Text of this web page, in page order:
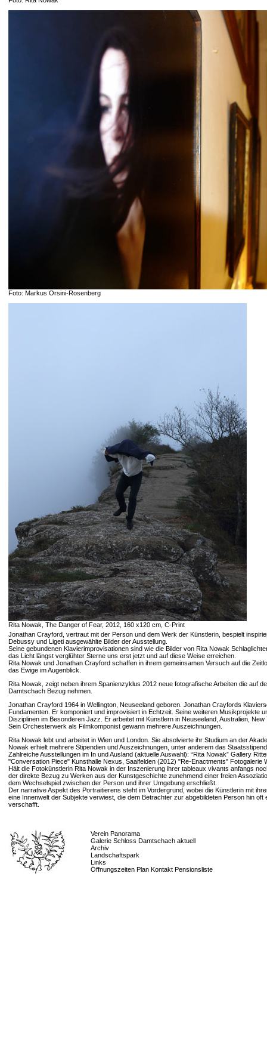
Foto: Markus Orsini-Rosenberg
Rita Nowak, The Danger of Fear, 2012, 160 x120 cm, C-Print
Jonathan Crayford, vertraut mit der Person und dem Werk der Künstlerin, bespielt
Debussy und Ligeti ausgewählte Bilder der Ausstellung.
Seine gebundenen Klavierimprovisationen sind wie die Bilder von Rita Nowak
das Licht längst verglühter Sterne uns erst jetzt und auf diese Weise erreichen.
Rita Nowak und Jonathan Crayford schaffen in ihrem gemeinsamen Versuch auf die
das Ewige im Augenblick.
Rita Nowak, zeigt neben ihrem Spanienzyklus 2012 neue fotografische Arbeiten die auf
Damtschach Bezug nehmen.
Jonathan Crayford 1964 in Wellington, Neuseeland geboren. Jonathan Crayfords
Fundamenten. Er komponiert und improvisiert in Echtzeit. Seine weiteren Musikprojekte
Disziplinen im Besonderen Jazz. Er arbeitet mit Künstlern in Neuseeland, Australien,
Sein Orchesterwerk als Filmkomponist gewann mehrere Auszeichnungen.
Rita Nowak lebt und arbeitet in Wien und London. Sie absolvierte ihr Studium an der
Nowak erhielt mehrere Stipendien und Auszeichnungen, unter anderem das
Zahlreiche Ausstellungen im In und Ausland (aktuelle Auswahl): “Rita Nowak” Gallery
"Conversation Piece" Kunsthalle Nexus, Saalfelden (2012) "Re-Enactments" Fotogalerie
Hält die Fotokünstlerin Rita Nowak in der Inszenierung ihrer tableaux vivants anfangs
der direkte Bezug zu Werken aus der Kunstgeschichte zunehmend einer freien
dem Wechselspiel zwischen der Person und ihrer Umgebung erschließt.
Der narrative Aspekt des Portraitierens steht im Vordergrund, wobei die Künstlerin mit
eine Innenwelt der Subjekte verwiest, die dem Betrachter zur abgebildeten Person hin oft
verschafft.
Verein Panorama
Galerie Schloss Damtschach aktuell
Archiv
Landschaftspark
Links
Öffnungszeiten Plan Kontakt Pensionsliste